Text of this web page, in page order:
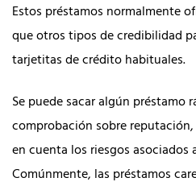
Estos préstamos normalmente
que otros tipos de credibilidad
tarjetitas de crédito habituales.
Se puede sacar algún préstamo
comprobación sobre
en cuenta los riesgos asociados
Comúnmente, las préstamos